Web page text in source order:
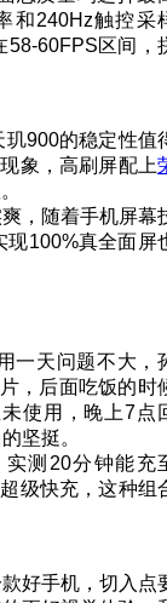
和240Hz触控采
58-60FPS区间，
900的稳定性值
象，高刷屏配上
，随着手机屏幕
现100%真全面屏
一天问题不大，
，后面吃饭的时
使用，晚上7点
坚挺。
实测20分钟能充
级快充，这种组
好手机，切入点